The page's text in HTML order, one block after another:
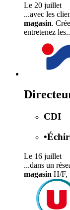
Le 20 juillet
...avec les
magasin.
entretenez
CDI
•
Le 16 juillet
...dans un
magasin H/F,